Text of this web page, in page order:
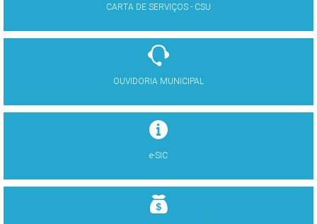
CARTA DE SERVIÇOS - CSU
OUVIDORIA MUNICIPAL
e-SIC